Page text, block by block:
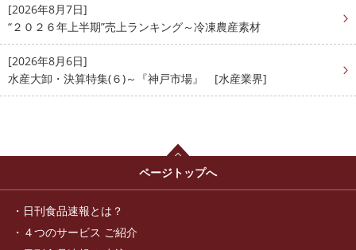
[2026年8月7日]
“２０２６年上半期”売上ランキング～冷凍農産素材
[2026年8月6日]
水産大卸・決算特集(６)～『神戸市場』 [水産業界]
ページトップへ
日刊食品速報とは？
４つのサービス ご紹介